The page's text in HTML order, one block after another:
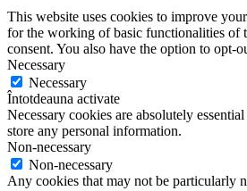
This website uses cookies to improve
for the working of basic functionalities of
consent. You also have the option to opt-
Necessary
Necessary
Întotdeauna activate
Necessary cookies are absolutely
store any personal information.
Non-necessary
Non-necessary
Any cookies that may not be particularly